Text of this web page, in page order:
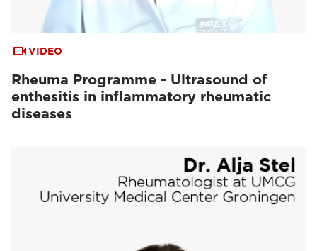
VIDEO
Rheuma Programme - Ultrasound of
enthesitis in inflammatory rheumatic
diseases